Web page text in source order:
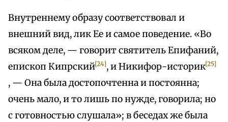
Внутреннему образу соответствовал и
внешний вид, лик Ее и самое поведение. «Во
всяком деле, — говорит святитель Епифаний,
епископ Кипрский[24], и Никифор-историк[25]
, — Она была достопочтенна и постоянна;
очень мало, и то лишь по нужде, говорила; но
с готовностью слушала»; в беседах же была